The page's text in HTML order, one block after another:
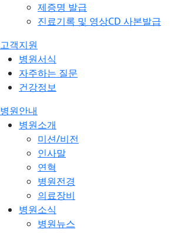
제증명 발급
진료기록 및 영상CD 사본발급
고객지원
병원서식
자주하는 질문
건강정보
병원안내
병원소개
미션/비전
인사말
연혁
병원전경
의료장비
병원소식
병원뉴스